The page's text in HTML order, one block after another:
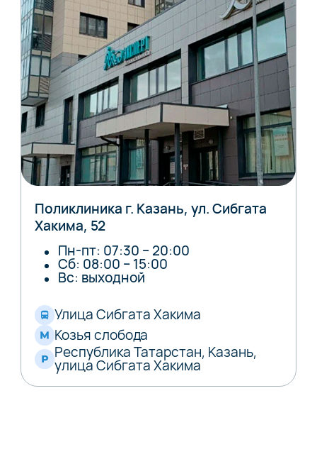
Поликлиника г. Казань, ул. Сибгата
Хакима, 52
Пн-пт: 07:30 – 20:00
Сб: 08:00 – 15:00
Вс: выходной
Улица Сибгата Хакима
Козья слобода
Республика Татарстан, Казань,
улица Сибгата Хакима